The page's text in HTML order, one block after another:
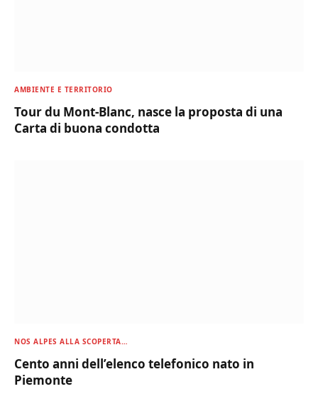
AMBIENTE E TERRITORIO
Tour du Mont-Blanc, nasce la proposta di una
Carta di buona condotta
NOS ALPES ALLA SCOPERTA…
Cento anni dell’elenco telefonico nato in
Piemonte